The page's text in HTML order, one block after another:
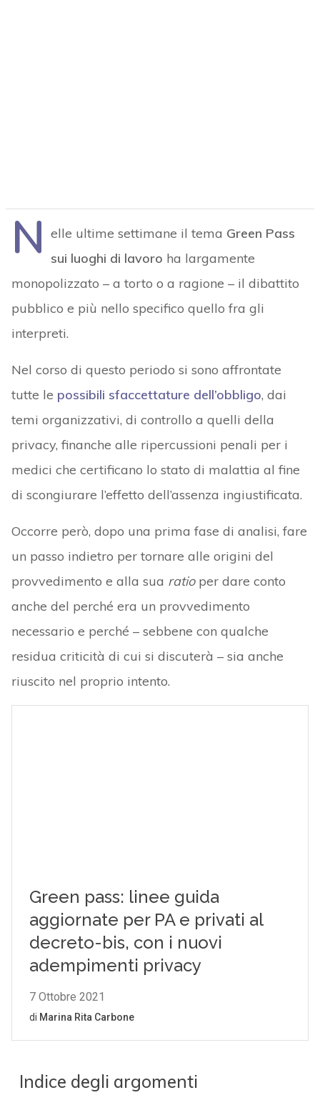
N elle ultime settimane il tema Green Pass
sui luoghi di lavoro ha largamente
monopolizzato – a torto o a ragione – il dibattito
pubblico e più nello specifico quello fra gli
interpreti.
Nel corso di questo periodo si sono affrontate
tutte le possibili sfaccettature dell’obbligo, dai
temi organizzativi, di controllo a quelli della
privacy, finanche alle ripercussioni penali per i
medici che certificano lo stato di malattia al fine
di scongiurare l’effetto dell’assenza ingiustificata.
Occorre però, dopo una prima fase di analisi, fare
un passo indietro per tornare alle origini del
provvedimento e alla sua ratioper dare conto
anche del perché era un provvedimento
necessario e perché – sebbene con qualche
residua criticità di cui si discuterà – sia anche
riuscito nel proprio intento.
Indice degli argomenti